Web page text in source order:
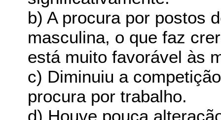
b) A procura por postos
masculina, o que faz
está muito favorável às
c) Diminuiu a
procura por trabalho.
d) Houve pouca